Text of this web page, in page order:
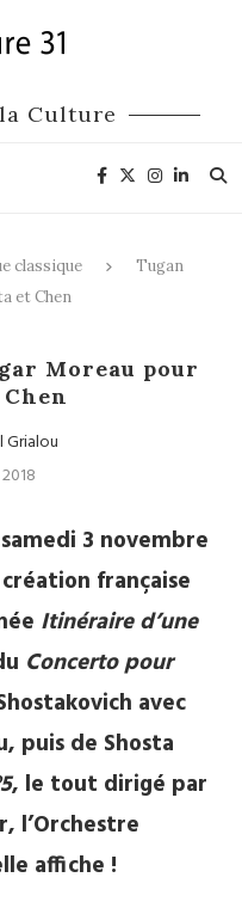
Culture
classique
Tugan
et Chen
Moreau pour
Grialou
3 novembre
française
Itinéraire d’une
Concerto pour
avec
puis de Shosta
, le tout dirigé par
l’Orchestre
affiche !